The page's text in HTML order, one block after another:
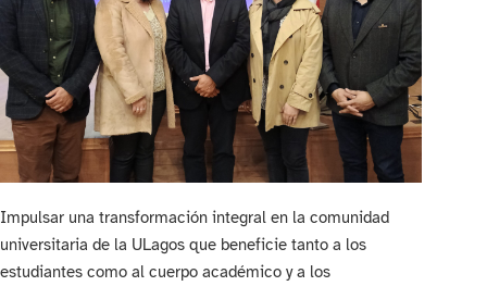
Impulsar una transformación integral en la comunidad
universitaria de la ULagos que beneficie tanto a los
estudiantes como al cuerpo académico y a los